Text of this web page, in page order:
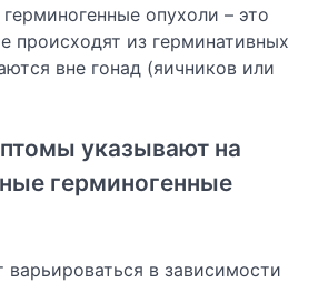
опухоли – это
происходят из герминативных
вне гонад (яичников или
указывают на
герминогенные
в зависимости